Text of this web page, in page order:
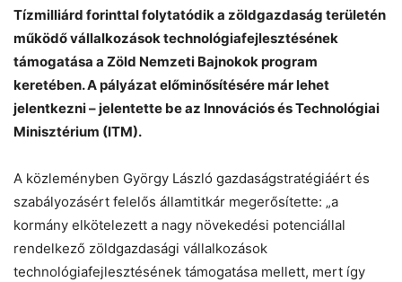
Tízmilliárd forinttal folytatódik a zöldgazdaság területén
működő vállalkozások technológiafejlesztésének
támogatása a Zöld Nemzeti Bajnokok program
keretében. A pályázat előminősítésére már lehet
jelentkezni – jelentette be az Innovációs és Technológiai
Minisztérium (ITM).
A közleményben György László gazdaságstratégiáért és
szabályozásért felelős államtitkár megerősítette: „a
kormány elkötelezett a nagy növekedési potenciállal
rendelkező zöldgazdasági vállalkozások
technológiafejlesztésének támogatása mellett, mert így
Chat Mr wAIste
Helló! Miben segíthetek ma?